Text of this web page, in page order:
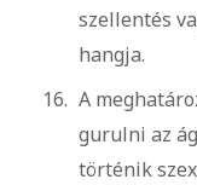
szellentés
hangja.
A
gurulni az
történik